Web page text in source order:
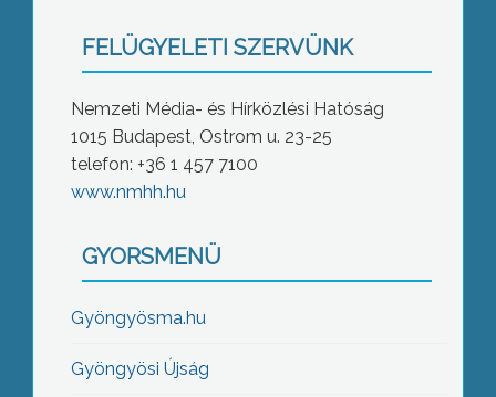
FELÜGYELETI SZERVÜNK
Nemzeti Média- és Hírközlési Hatóság
1015 Budapest, Ostrom u. 23-25
telefon: +36 1 457 7100
www.nmhh.hu
GYORSMENÜ
Gyöngyösma.hu
Gyöngyösi Újság